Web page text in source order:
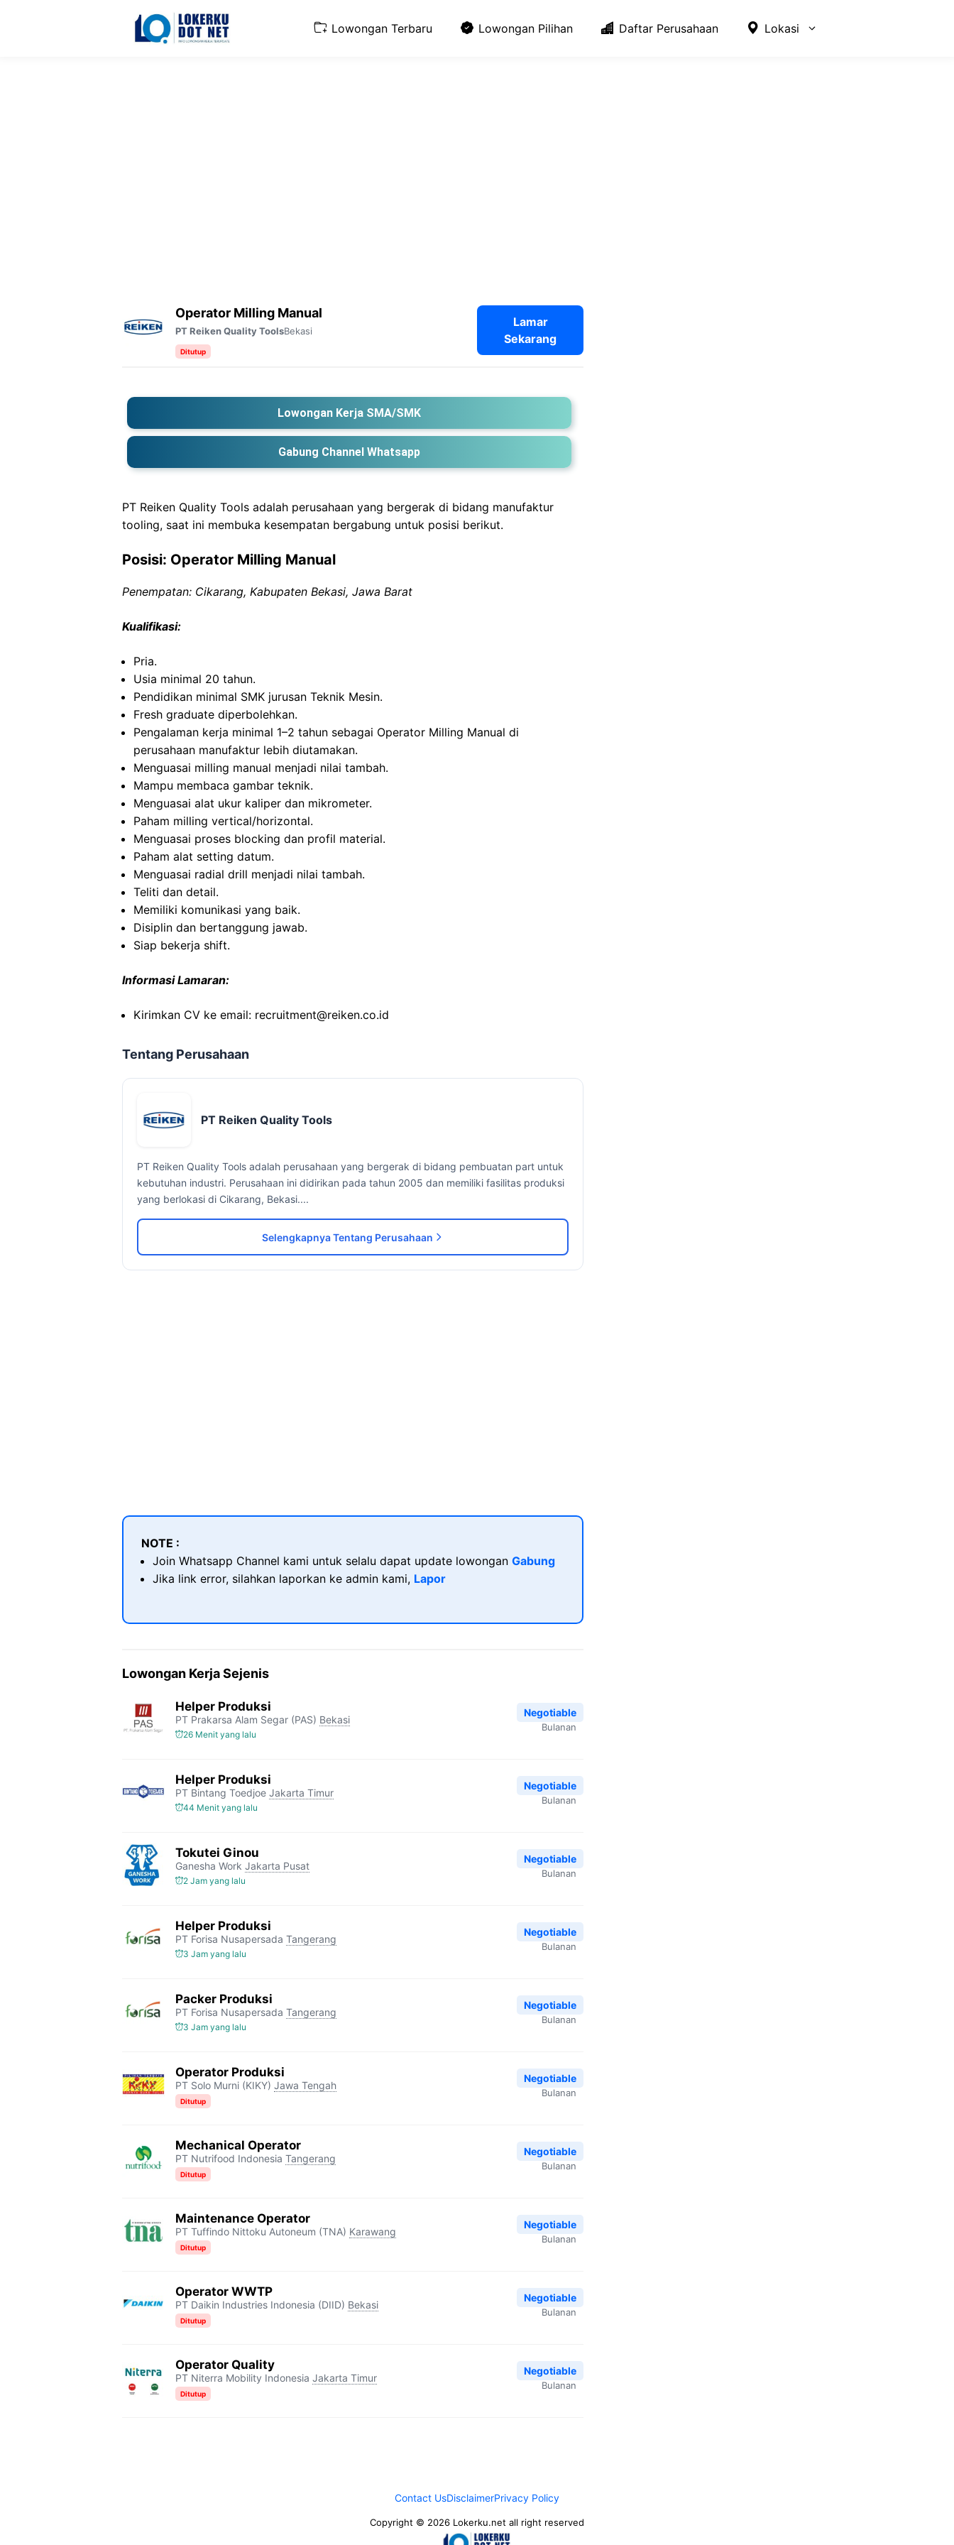
Lowongan Terbaru Lowongan Pilihan Daftar Perusahaan Lokasi
Operator Milling Manual
PT Reiken Quality ToolsBekasi
Ditutup
Lamar
Sekarang
Lowongan Kerja SMA/SMK
Gabung Channel Whatsapp
PT Reiken Quality Tools adalah perusahaan yang bergerak di bidang manufaktur
tooling, saat ini membuka kesempatan bergabung untuk posisi berikut.
Posisi: Operator Milling Manual
Penempatan: Cikarang, Kabupaten Bekasi, Jawa Barat
Kualifikasi:
Pria.
Usia minimal 20 tahun.
Pendidikan minimal SMK jurusan Teknik Mesin.
Fresh graduate diperbolehkan.
Pengalaman kerja minimal 1–2 tahun sebagai Operator Milling Manual di
perusahaan manufaktur lebih diutamakan.
Menguasai milling manual menjadi nilai tambah.
Mampu membaca gambar teknik.
Menguasai alat ukur kaliper dan mikrometer.
Paham milling vertical/horizontal.
Menguasai proses blocking dan profil material.
Paham alat setting datum.
Menguasai radial drill menjadi nilai tambah.
Teliti dan detail.
Memiliki komunikasi yang baik.
Disiplin dan bertanggung jawab.
Siap bekerja shift.
Informasi Lamaran:
Kirimkan CV ke email: recruitment@reiken.co.id
Tentang Perusahaan
PT Reiken Quality Tools
PT Reiken Quality Tools adalah perusahaan yang bergerak di bidang pembuatan part untuk
kebutuhan industri. Perusahaan ini didirikan pada tahun 2005 dan memiliki fasilitas produksi
yang berlokasi di Cikarang, Bekasi....
Selengkapnya Tentang Perusahaan
NOTE :
Join Whatsapp Channel kami untuk selalu dapat update lowongan Gabung
Jika link error, silahkan laporkan ke admin kami, Lapor
Lowongan Kerja Sejenis
Helper Produksi
PT Prakarsa Alam Segar (PAS) Bekasi
26 Menit yang lalu
Negotiable
Bulanan
Helper Produksi
PT Bintang Toedjoe Jakarta Timur
44 Menit yang lalu
Negotiable
Bulanan
Tokutei Ginou
Ganesha Work Jakarta Pusat
2 Jam yang lalu
Negotiable
Bulanan
Helper Produksi
PT Forisa Nusapersada Tangerang
3 Jam yang lalu
Negotiable
Bulanan
Packer Produksi
PT Forisa Nusapersada Tangerang
3 Jam yang lalu
Negotiable
Bulanan
Operator Produksi
PT Solo Murni (KIKY) Jawa Tengah
Ditutup
Negotiable
Bulanan
Mechanical Operator
PT Nutrifood Indonesia Tangerang
Ditutup
Negotiable
Bulanan
Maintenance Operator
PT Tuffindo Nittoku Autoneum (TNA) Karawang
Ditutup
Negotiable
Bulanan
Operator WWTP
PT Daikin Industries Indonesia (DIID) Bekasi
Ditutup
Negotiable
Bulanan
Operator Quality
PT Niterra Mobility Indonesia Jakarta Timur
Ditutup
Negotiable
Bulanan
Contact UsDisclaimerPrivacy Policy
Copyright © 2026 Lokerku.net all right reserved